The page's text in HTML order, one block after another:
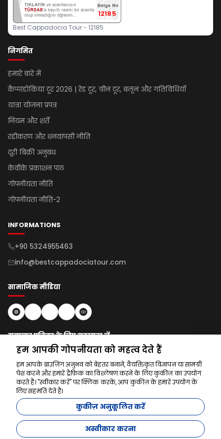
12185
Best Cappadocia Tour - 12185
निगमित
हमारे बारे में
कैप्पाडोकिया टूर 2026 | रेड टूर, ग्रीन टूर, बलून और गतिविधियाँ
यात्रा योजना प्रपत्र
नियम और शर्तें
रद्दीकरण और धनवापसी नीति
दूरी बिक्री अनुबंध
केवीके प्रकाशन पाठ
गोपनीयता नीति
गोपनीयता नीति-2
INFORMATIONS
+90 5324955463
info@bestcappadociatour.com
सामाजिक मीडिया
समाचार पत्रिका के लिए सदस्यता लें
सदस्यता लें
हम आपकी गोपनीयता को महत्व देते हैं
हम आपके ब्राउज़िंग अनुभव को बेहतर बनाने, वैयक्तिकृत विज्ञापन या सामग्री
पेश करने और हमारे ट्रैफ़िक का विश्लेषण करने के लिए कुकीज़ का उपयोग
करते हैं। "स्वीकार करें" पर क्लिक करके, आप कुकीज़ के हमारे उपयोग के
लिए सहमति देते हैं।
कुकीज़ अनुकूलित करें
अस्वीकार करना